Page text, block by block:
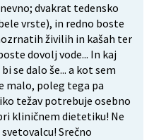
dvakrat tedensko
vrste), in redno boste
živilih in kašah ter
dovolj vode... In kaj
se dalo še... a kot sem
malo, poleg tega pa
težav potrebuje osebno
kliničnem dietetiku! Ne
Srečno